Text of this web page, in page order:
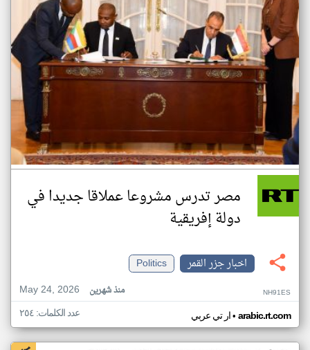
مصر تدرس مشروعا عملاقا جديدا في
دولة إفريقية
اخبار جزر القمر
Politics
May 24, 2026
منذ شهرين NH91ES
ار تي عربي• arabic.rt.com عدد الكلمات: ٢٥٤